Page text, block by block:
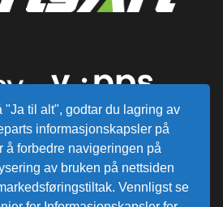
"Ja til alt", godtar du lagring av
informasjonskapsler på
å forbedre navigeringen på
av bruken på nettsiden
Vennligst se